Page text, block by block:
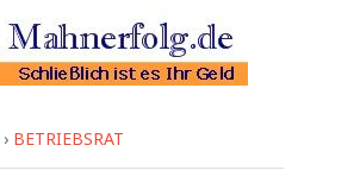
› BETRIEBSRAT